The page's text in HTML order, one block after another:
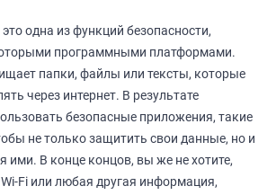
одна из функций безопасности,
программными платформами.
папки, файлы или тексты, которые
через интернет. В результате
безопасные приложения, такие
не только защитить свои данные, но и
ими. В конце концов, вы же не хотите,
Fi или любая другая информация,